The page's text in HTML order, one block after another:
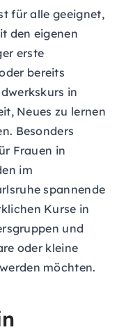
für alle geeignet,
den eigenen
erste
bereits
in
Neues zu lernen
Besonders
Frauen in
im
spannende
Kurse in
und
oder kleine
möchten.